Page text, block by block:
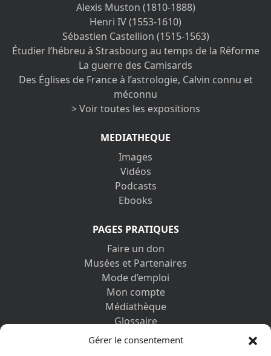
Gérer le consentement
Alexis Muston (1810-1888)
Henri IV (1553-1610)
Sébastien Castellion (1515-1563)
Étudier l’hébreu à Strasbourg au temps de la Réforme
La guerre des Camisards
Des Églises de France à l’astrologie, Calvin connu et
méconnu
> Voir toutes les expositions
MEDIATHEQUE
Images
Vidéos
Podcasts
Ebooks
PAGES PRATIQUES
Faire un don
Musées et Partenaires
Mode d’emploi
Mon compte
Médiathèque
Glossaire
Contactez-nous